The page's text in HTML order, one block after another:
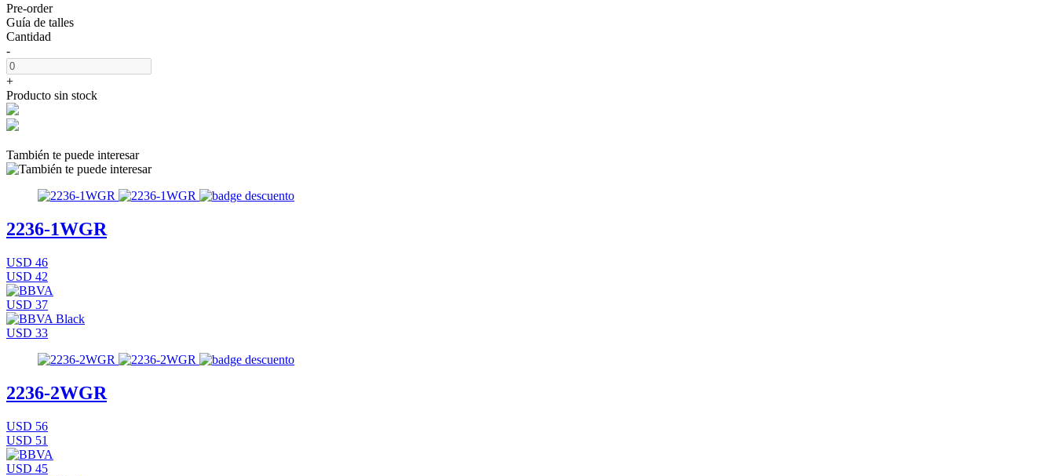
Pre-order
Guía de talles
Cantidad
-
+
Producto sin stock
También te puede interesar
2236-1WGR
USD 46
USD 42
USD 37
USD 33
2236-2WGR
USD 56
USD 51
USD 45